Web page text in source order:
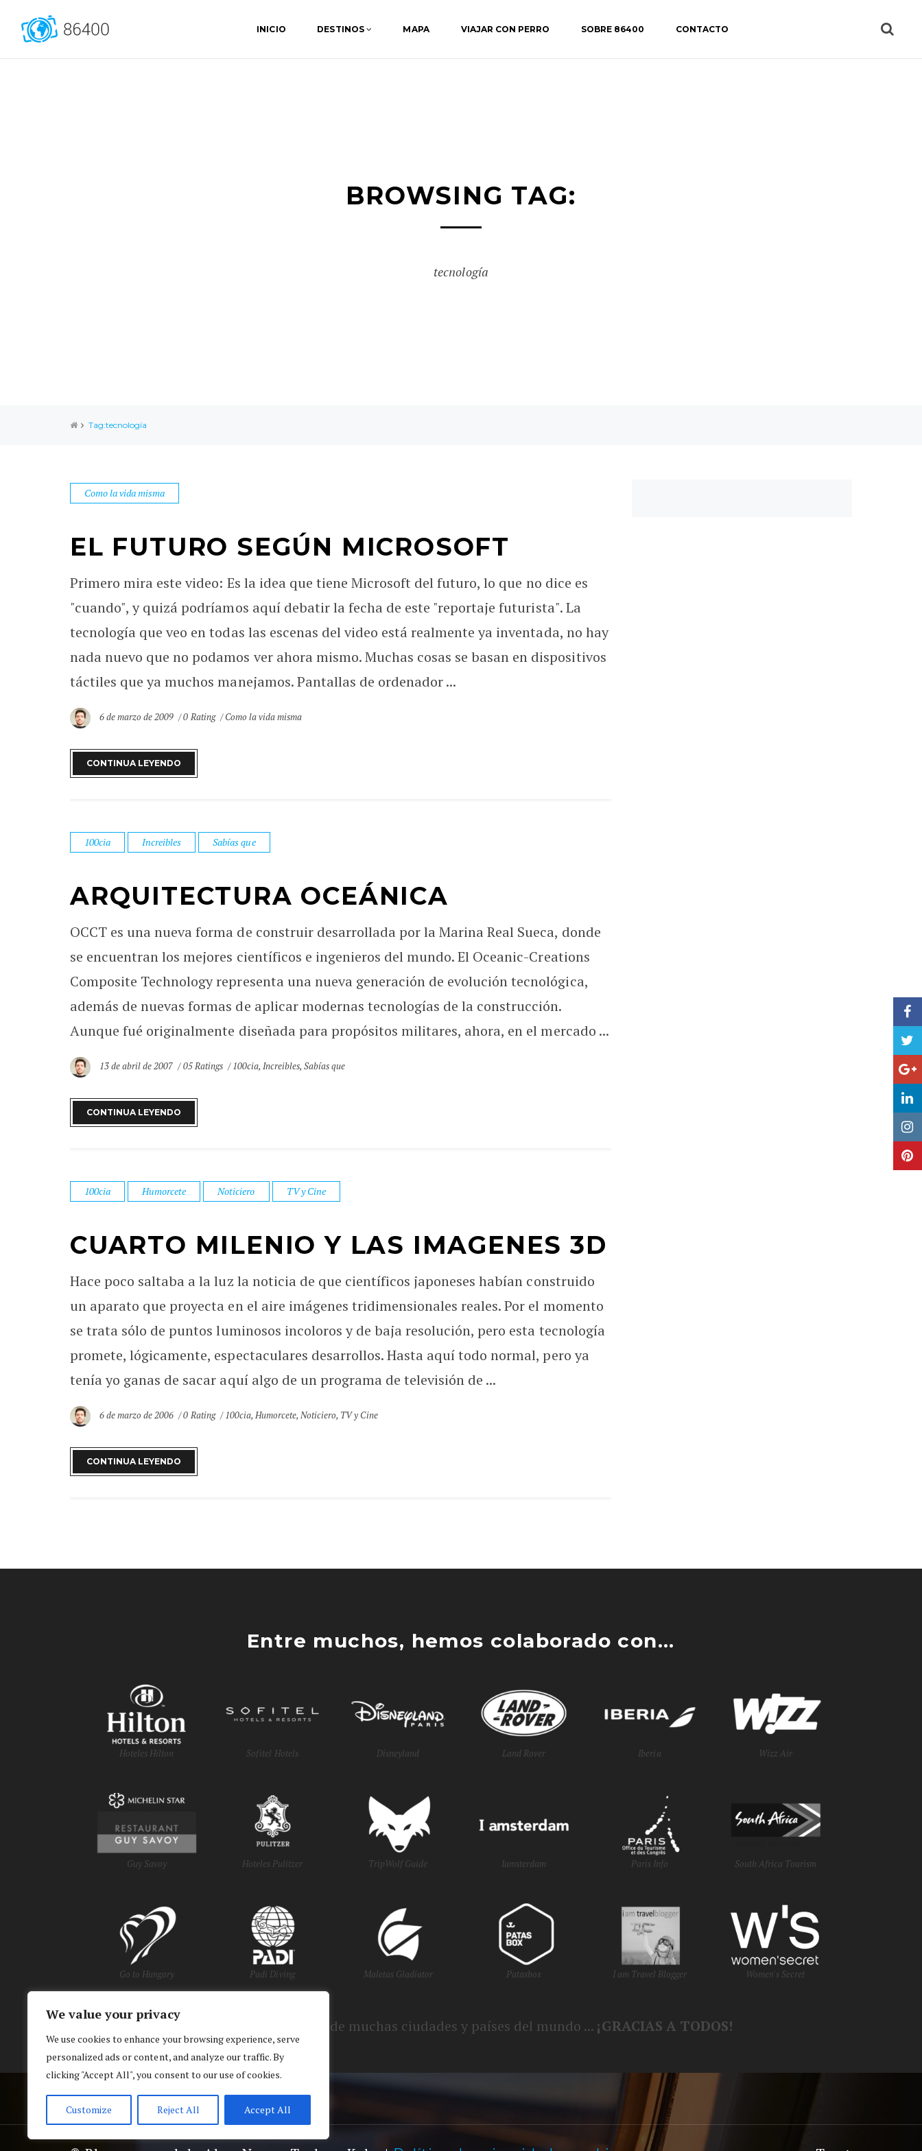
We value your privacy
We use cookies to enhance your browsing experience, serve
personalized ads or content, and analyze our traffic. By
clicking "Accept All", you consent to our use of cookies.
Customize Reject All Accept All
INICIO DESTINOS MAPA VIAJAR CON PERRO SOBRE 86400 CONTACTO
BROWSING TAG:
tecnología
Tag:tecnología
Como la vida misma
EL FUTURO SEGÚN MICROSOFT
Primero mira este video: Es la idea que tiene Microsoft del futuro, lo que no dice es
"cuando", y quizá podríamos aquí debatir la fecha de este "reportaje futurista". La
tecnología que veo en todas las escenas del video está realmente ya inventada, no hay
nada nuevo que no podamos ver ahora mismo. Muchas cosas se basan en dispositivos
táctiles que ya muchos manejamos. Pantallas de ordenador ...
6 de marzo de 2009 0 Rating Como la vida misma
CONTINUA LEYENDO
100cia Increibles Sabías que
ARQUITECTURA OCEÁNICA
OCCT es una nueva forma de construir desarrollada por la Marina Real Sueca, donde
se encuentran los mejores científicos e ingenieros del mundo. El Oceanic-Creations
Composite Technology representa una nueva generación de evolución tecnológica,
además de nuevas formas de aplicar modernas tecnologías de la construcción.
Aunque fué originalmente diseñada para propósitos militares, ahora, en el mercado ...
13 de abril de 2007 05 Ratings 100cia,Increibles,Sabías que
CONTINUA LEYENDO
100cia Humorcete Noticiero TV y Cine
CUARTO MILENIO Y LAS IMAGENES 3D
Hace poco saltaba a la luz la noticia de que científicos japoneses habían construido
un aparato que proyecta en el aire imágenes tridimensionales reales. Por el momento
se trata sólo de puntos luminosos incoloros y de baja resolución, pero esta tecnología
promete, lógicamente, espectaculares desarrollos. Hasta aquí todo normal, pero ya
tenía yo ganas de sacar aquí algo de un programa de televisión de ...
6 de marzo de 2006 0 Rating 100cia,Humorcete,Noticiero, TV y Cine
CONTINUA LEYENDO
Entre muchos, hemos colaborado con...
Hoteles Hilton Sofitel Hotels Disneyland Land Rover Iberia Wizz Air
Guy Savoy Hoteles Pulitzer TripWolf Guide Iamsterdam Paris Info South Africa Tourism
Go to Hungary Padi Diving Maletas Gladiator Patasbox I am Travel Blogger Women's Secret
y Oficinas de Turismo de muchas ciudades y países del mundo ... ¡GRACIAS A TODOS!